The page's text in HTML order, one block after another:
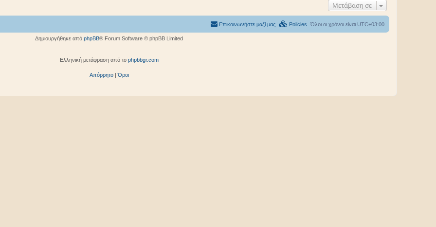
Μετάβαση σε
Όλοι οι χρόνοι είναι UTC+03:00
Policies
Επικοινωνήστε μαζί μας
Δημιουργήθηκε από phpBB® Forum Software © phpBB Limited
Ελληνική μετάφραση από το phpbbgr.com
Απόρρητο|Όροι